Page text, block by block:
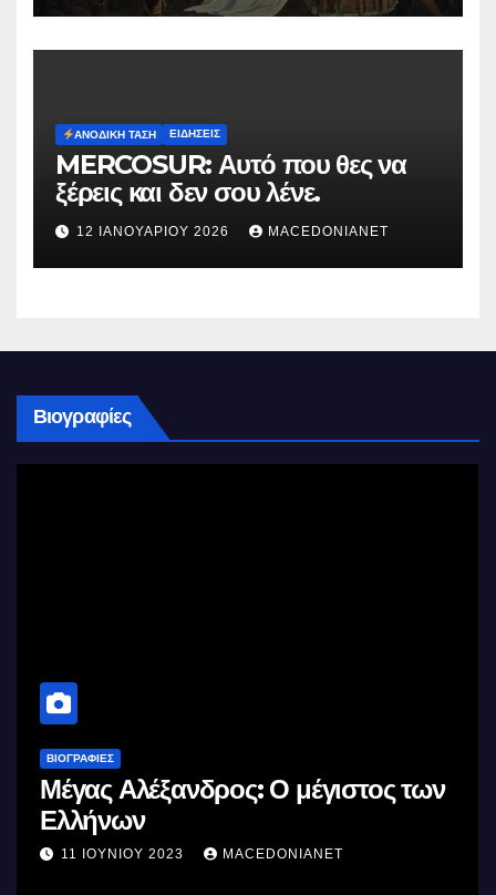
ΑΝΟΔΙΚΉ ΤΆΣΗ ΕΙΔΉΣΕΙΣ
MERCOSUR: Αυτό που θες να
ξέρεις και δεν σου λένε.
12 ΙΑΝΟΥΑΡΊΟΥ 2026 MACEDONIANET
Βιογραφίες
Ο μέγιστος των
2023 MACEDONIANET
Σαν σήμερα